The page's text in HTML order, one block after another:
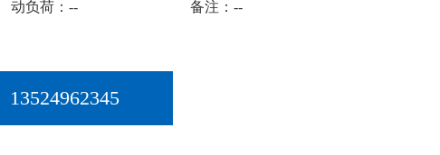
动负荷：-- 备注：--
13524962345